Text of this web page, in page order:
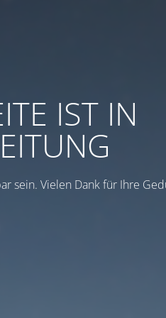
IST IN
sein. Vielen Dank für Ihre